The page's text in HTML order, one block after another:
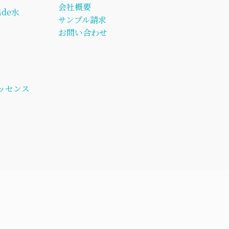
水
センス
会社概要
サンプル請求
お問い合わせ